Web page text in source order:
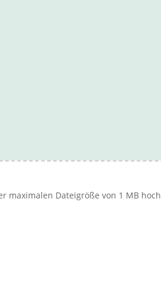
maximalen Dateigröße von 1 MB